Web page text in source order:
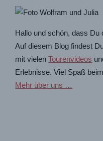
Hallo und schön, dass Du
Auf diesem Blog findest
mit vielenTourenvideos
Erlebnisse. Viel Spaß
Mehr über uns …